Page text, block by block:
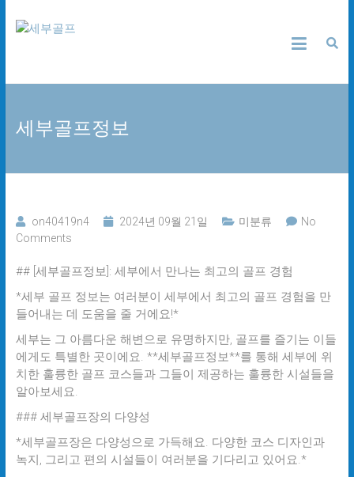
세
프
24
무
료
세부골프정보
on40419n4 2024년 09월 21일 미분류
No
Comments
## [세부골프정보]: 세부에서 만나는 최고의 골프 경험
*세부 골프 정보는 여러분이 세부에서 최고의 골프 경험을 만
들어내는 데 도움을 줄 거에요!*
세부는 그 아름다운 해변으로 유명하지만, 골프를 즐기는 이들
에게도 특별한 곳이에요. **세부골프정보**를 통해 세부에 위
치한 훌륭한 골프 코스들과 그들이 제공하는 훌륭한 시설들을
알아보세요.
### 세부골프장의 다양성
*세부골프장은 다양성으로 가득해요. 다양한 코스 디자인과
녹지, 그리고 편의 시설들이 여러분을 기다리고 있어요.*